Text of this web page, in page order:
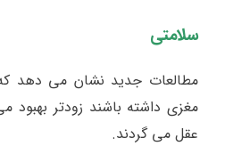
سلامتی
مطالعات جدید نشان می دهد که
مغزی داشته باشند زودتر بهبود
عقل می گردند.